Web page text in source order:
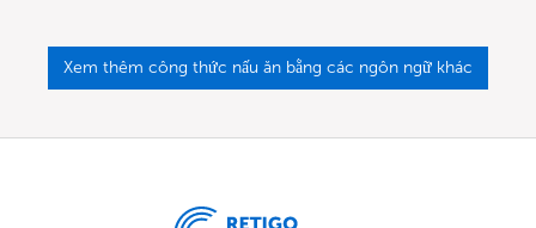
Xem thêm công thức nấu ăn bằng các ngôn ngữ khác